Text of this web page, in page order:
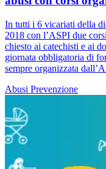
In tutti i 6 vicariati della
2018 con l’ASPI due
chiesto ai catechisti e ai
giornata obbligatoria di
sempre organizzata
Abusi Prevenzione